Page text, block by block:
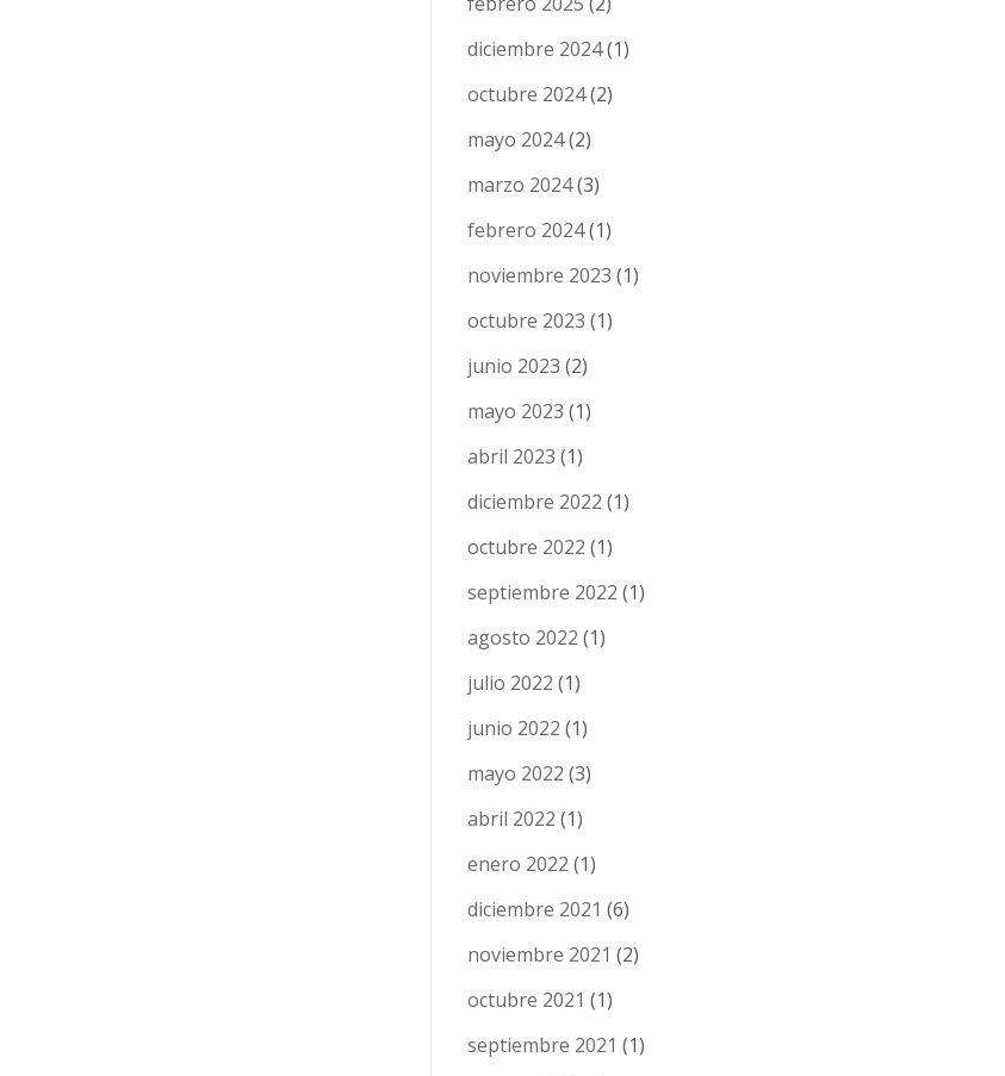
diciembre 2024(1)
octubre 2024(2)
mayo 2024(2)
marzo 2024(3)
febrero 2024(1)
noviembre 2023 (1)
octubre 2023 (1)
junio 2023 (2)
mayo 2023 (1)
abril 2023 (1)
diciembre 2022 (1)
octubre 2022 (1)
septiembre 2022 (1)
agosto 2022 (1)
julio 2022 (1)
junio 2022 (1)
mayo 2022 (3)
abril 2022 (1)
enero 2022 (1)
diciembre 2021 (6)
noviembre 2021 (2)
octubre 2021 (1)
septiembre 2021 (1)